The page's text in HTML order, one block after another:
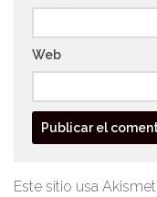
Web
Este sitio usa